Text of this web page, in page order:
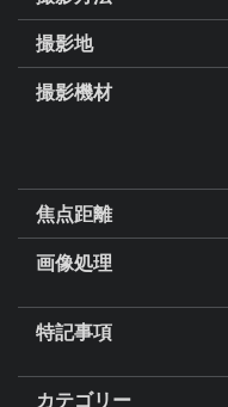
撮影地
撮影機材
焦点距離
画像処理
特記事項
カテゴリー